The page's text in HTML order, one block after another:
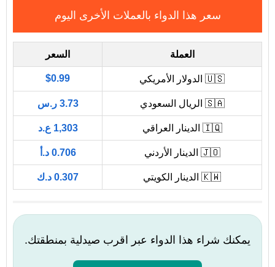
سعر هذا الدواء بالعملات الأخرى اليوم
العملة السعر
🇺🇸 الدولار الأمريكي $0.99
🇸🇦 الريال السعودي 3.73 ر.س
🇮🇶 الدينار العراقي 1,303 ع.د
🇯🇴 الدينار الأردني 0.706 د.أ
🇰🇼 الدينار الكويتي 0.307 د.ك
يمكنك شراء هذا الدواء عبر اقرب صيدلية بمنطقتك.